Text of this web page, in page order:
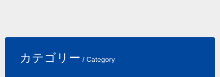
カテゴリー / Category